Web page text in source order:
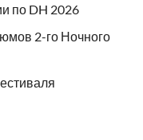
по DH 2026
2-го Ночного